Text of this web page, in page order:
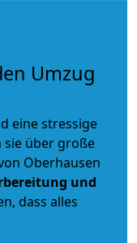
Umzug
eine stressige
sie über große
Oberhausen
und
dass alles